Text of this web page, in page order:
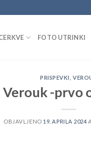
FOTO UTRINKI
PRISPEVKI ,
Verouk -prvo
OBJAVLJENO 19. APRILA 2024